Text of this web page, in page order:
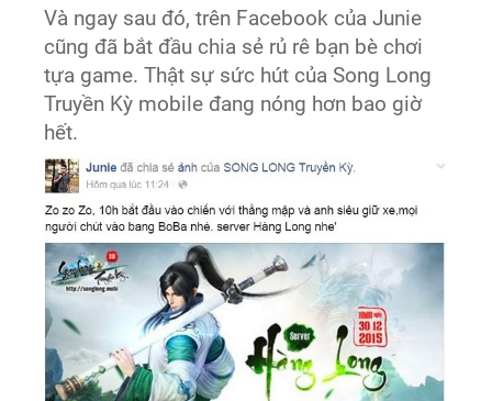
Và ngay sau đó, trên Facebook của Junie
cũng đã bắt đầu chia sẻ rủ rê bạn bè chơi
tựa game. Thật sự sức hút của Song Long
Truyền Kỳ mobile đang nóng hơn bao giờ
hết.